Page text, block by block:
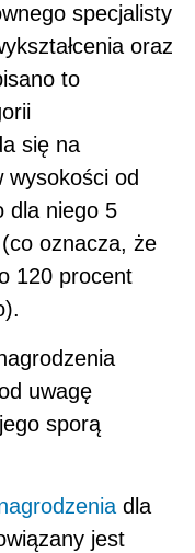
specjalisty
oraz
to
się na
wysokości od
dla niego 5
oznacza, że
120 procent
uwagę
sporą
dla
jest